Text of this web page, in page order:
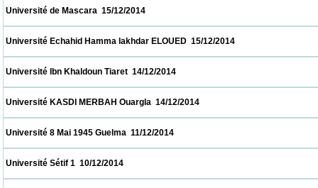
Université de Mascara  15/12/2014
Université Echahid Hamma lakhdar ELOUED  15/12/2014
Université Ibn Khaldoun Tiaret  14/12/2014
Université KASDI MERBAH Ouargla  14/12/2014
Université 8 Mai 1945 Guelma  11/12/2014
Université Sétif 1  10/12/2014